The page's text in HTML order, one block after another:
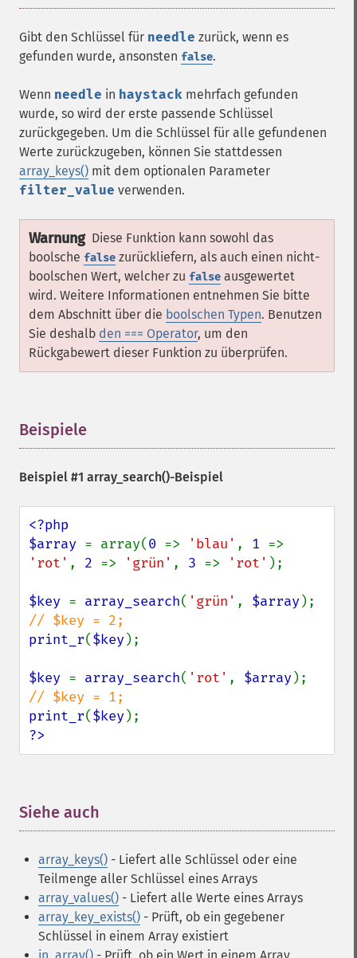
Gibt den Schlüssel für needle zurück, wenn es
gefunden wurde, ansonsten false.
Wenn needle in haystack mehrfach gefunden
wurde, so wird der erste passende Schlüssel
zurückgegeben. Um die Schlüssel für alle gefundenen
Werte zurückzugeben, können Sie stattdessen
array_keys() mit dem optionalen Parameter
filter_value verwenden.
Warnung Diese Funktion kann sowohl das
boolsche false zurückliefern, als auch einen nicht-
boolschen Wert, welcher zu false ausgewertet
wird. Weitere Informationen entnehmen Sie bitte
dem Abschnitt über die boolschen Typen. Benutzen
Sie deshalb den === Operator, um den
Rückgabewert dieser Funktion zu überprüfen.
Beispiele
Beispiel #1 array_search()-Beispiel
<?php
$array = array(0 => 'blau' , 1
'rot' , 2 => 'grün' , 3 => 'rot' );
$key = array_search( 'grün' , $array
print_r($key);
$key = array_search( 'rot' , $array
print_r($key
?>
Siehe auch
array_keys() - Liefert alle Schlüssel oder eine
Teilmenge aller Schlüssel eines Arrays
array_values() - Liefert alle Werte eines Arrays
array_key_exists() - Prüft, ob ein gegebener
Schlüssel in einem Array existiert